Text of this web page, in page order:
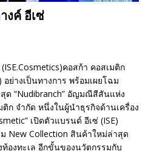
งค์ อีเซ่
คอสก้า คอสเมติก
ย่างเป็นทางการ พร้อมเผยโฉม
ด “Nudibranch” อัญมณีสีสันแห่ง
ก จำกัด หนึ่งในผู้นำธุรกิจด้านเครื่อง
เปิดตัวแบรนด์ อีเซ่ (ISE)
New Collection สินค้าใหม่ล่าสุด
องทะเล อีกขั้นของนวัตกรรมกับ